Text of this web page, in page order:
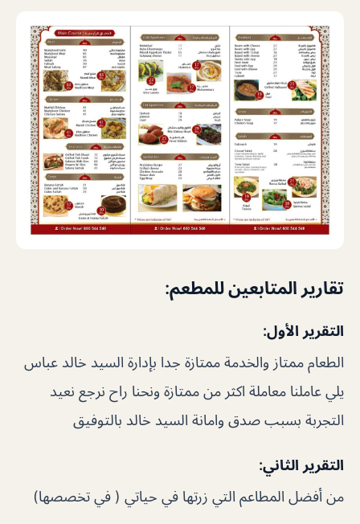
تقارير المتابعين للمطعم:
التقرير الأول:
الطعام ممتاز والخدمة ممتازة جدا بإدارة السيد خالد عباس
يلي عاملنا معاملة اكثر من ممتازة ونحنا راح نرجع نعيد
التجربة بسبب صدق وامانة السيد خالد بالتوفيق
التقرير الثاني:
من أفضل المطاعم التي زرتها في حياتي ( في تخصصها)